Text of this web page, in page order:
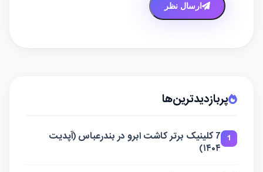
ارسال نظر
پربازدیدترین‌ها
1
7 کلینیک برتر کاشت ابرو در بندرعباس (آپدیت
۱۴۰۴)